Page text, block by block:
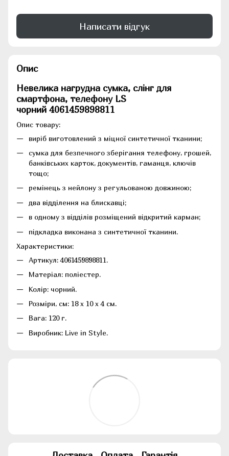
Написати відгук
Опис
Невелика нагрудна сумка, слінг для
смартфона, телефону LS
чорний 4061459898811
Опис товару:
виріб виготовлений з міцної синтетичної тканини;
сумка для безпечного зберігання телефону, грошей,
банківських карток, документів, гаманця, ключів
тощо;
ремінець з нейлону з регульованою довжиною;
два відділення на блискавці;
в одному з відділів розміщений відкритий карман;
підкладка виконана з синтетичної тканини.
Характеристики:
Артикул: 4061459898811.
Матеріал: поліестер.
Колір: чорний.
Розміри, см: 18 x 10 x 4 см.
Вага: 120 г.
Виробник: Live in Style.